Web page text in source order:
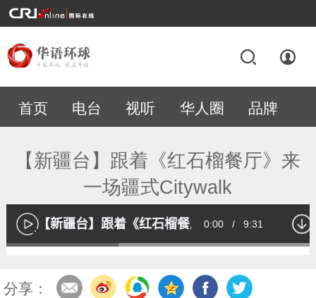
首页 电台 视听 华人圈 品牌
专题
【新疆台】跟着《红石榴餐厅》来
一场疆式Citywalk
播
放
【新疆台】跟着《红石榴餐厅》来一场疆式
Current
0:00 / Duration
9:31
Loaded:
分享：